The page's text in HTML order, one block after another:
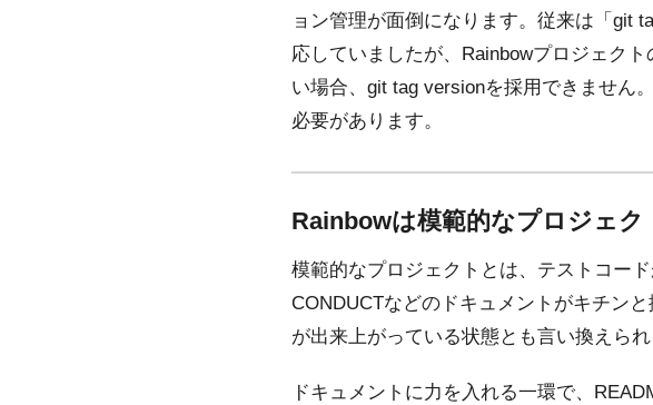
ョン管理が面倒になります。従来は「git
応していましたが、Rainbowプロジェク
い場合、git tag versionを採用できません
必要があります。
Rainbowは模範的なプロジェク
模範的なプロジェクトとは、テストコー
CONDUCTなどのドキュメントがキチン
が出来上がっている状態とも言い換えられ
ドキュメントに力を入れる一環で、